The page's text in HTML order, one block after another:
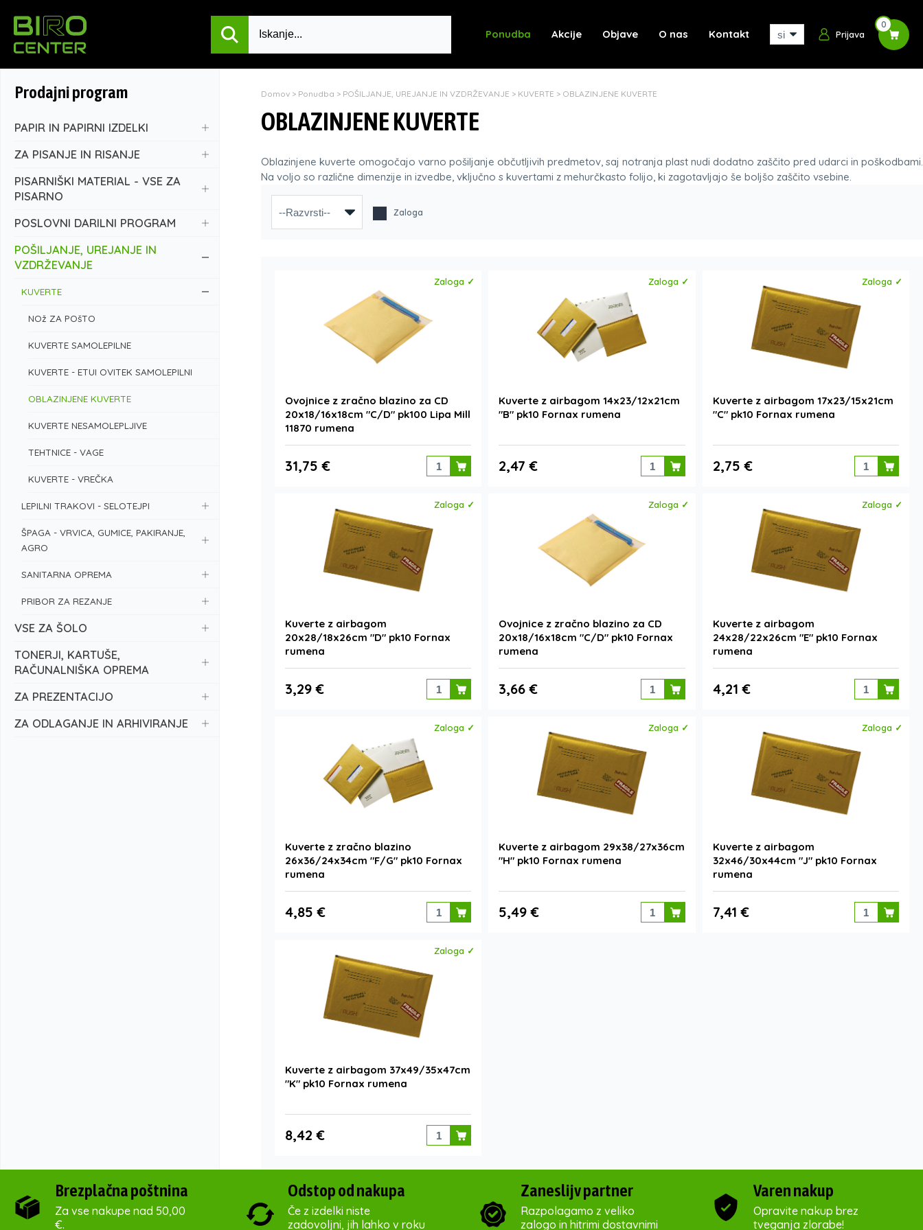
Ponudba Akcije Objave O nas Kontakt Prijava
0
Prodajni program
PAPIR IN PAPIRNI IZDELKI
ZA PISANJE IN RISANJE
PISARNIŠKI MATERIAL - VSE ZA
PISARNO
POSLOVNI DARILNI PROGRAM
POŠILJANJE, UREJANJE IN
VZDRŽEVANJE
KUVERTE
NOž ZA POšTO
KUVERTE SAMOLEPILNE
KUVERTE - ETUI OVITEK SAMOLEPILNI
OBLAZINJENE KUVERTE
KUVERTE NESAMOLEPLJIVE
TEHTNICE - VAGE
KUVERTE - VREČKA
LEPILNI TRAKOVI - SELOTEJPI
ŠPAGA - VRVICA, GUMICE, PAKIRANJE,
AGRO
SANITARNA OPREMA
PRIBOR ZA REZANJE
VSE ZA ŠOLO
TONERJI, KARTUŠE,
RAČUNALNIŠKA OPREMA
ZA PREZENTACIJO
ZA ODLAGANJE IN ARHIVIRANJE
Domov > Ponudba > POŠILJANJE, UREJANJE IN VZDRŽEVANJE > KUVERTE > OBLAZINJENE KUVERTE
OBLAZINJENE KUVERTE
Oblazinjene kuverte omogočajo varno pošiljanje občutljivih predmetov, saj notranja plast nudi dodatno zaščito pred udarci in poškodbami.
Na voljo so različne dimenzije in izvedbe, vključno s kuvertami z mehurčkasto folijo, ki zagotavljajo še boljšo zaščito vsebine.
Zaloga
Zaloga ✓
Ovojnice z zračno blazino za CD
20x18/16x18cm "C/D" pk100 Lipa Mill
11870 rumena
31,75 €
Zaloga ✓
Kuverte z airbagom 14x23/12x21cm
"B" pk10 Fornax rumena
2,47 €
Zaloga ✓
Kuverte z airbagom 17x23/15x21cm
"C" pk10 Fornax rumena
2,75 €
Zaloga ✓
Kuverte z airbagom
20x28/18x26cm "D" pk10 Fornax
rumena
3,29 €
Zaloga ✓
Ovojnice z zračno blazino za CD
20x18/16x18cm "C/D" pk10 Fornax
rumena
3,66 €
Zaloga ✓
Kuverte z airbagom
24x28/22x26cm "E" pk10 Fornax
rumena
4,21 €
Zaloga ✓
Kuverte z zračno blazino
26x36/24x34cm "F/G" pk10 Fornax
rumena
4,85 €
Zaloga ✓
Kuverte z airbagom 29x38/27x36cm
"H" pk10 Fornax rumena
5,49 €
Zaloga ✓
Kuverte z airbagom
32x46/30x44cm "J" pk10 Fornax
rumena
7,41 €
Zaloga ✓
Kuverte z airbagom 37x49/35x47cm
"K" pk10 Fornax rumena
8,42 €
Brezplačna poštnina
Za vse nakupe nad 50,00
€.
Odstop od nakupa
Če z izdelki niste
zadovoljni, jih lahko v roku
Zaneslijv partner
Razpolagamo z veliko
zalogo in hitrimi dostavnimi
Varen nakup
Opravite nakup brez
tveganja zlorabe!